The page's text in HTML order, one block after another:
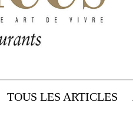
TOUS LES ARTICLES